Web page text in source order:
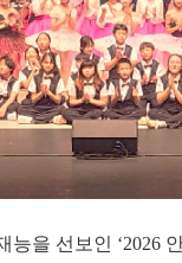
능을 선보인 ‘2026